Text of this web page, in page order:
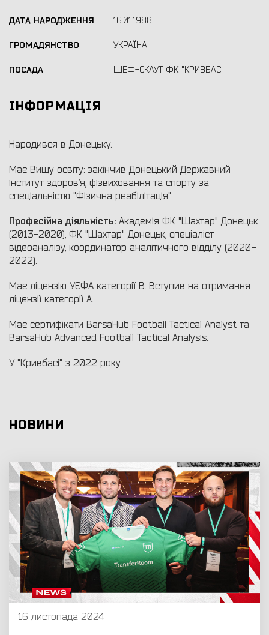
ДАТА НАРОДЖЕННЯ 16.01.1988
ГРОМАДЯНСТВО УКРАЇНА
ПОСАДА ШЕФ-СКАУТ ФК "КРИВБАС"
ІНФОРМАЦІЯ
Народився в Донецьку.
Має Вищу освіту: закінчив Донецький Державний
інститут здоров’я, фізвиховання та спорту за
спеціальністю "Фізична реабілітація".
Професійна діяльність: Академія ФК "Шахтар" Донецьк
(2013-2020), ФК "Шахтар" Донецьк, спеціаліст
відеоаналізу, координатор аналітичного відділу (2020-
2022).
Має ліцензію УЄФА категорії В. Вступив на отримання
ліцензії категорії А.
Має сертифікати BarsaHub Football Tactical Analyst та
BarsaHub Advanced Football Tactical Analysis.
У "Кривбасі" з 2022 року.
НОВИНИ
16 листопада 2024